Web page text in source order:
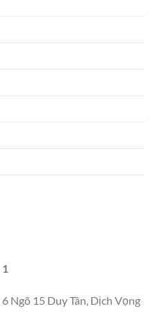
1
Ngõ 15 Duy Tân, Dịch Vọng